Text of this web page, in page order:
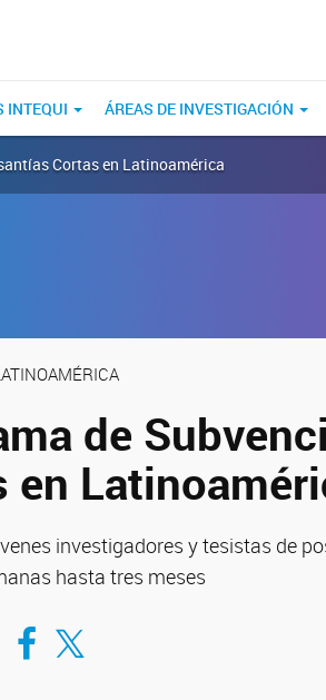
INTEQUI ÁREAS DE INVESTIGACIÓN
Cortas en Latinoamérica
de
en
investigadores y tesistas de
hasta tres meses
Compartir en Facebook
Compartir en Twitter